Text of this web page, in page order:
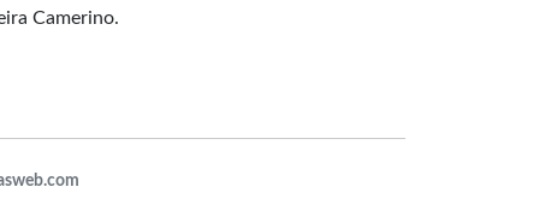
Camerino.